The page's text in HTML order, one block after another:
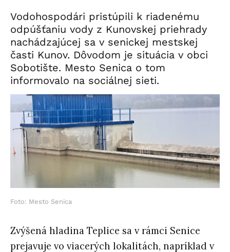
Vodohospodári pristúpili k riadenému
odpúšťaniu vody z Kunovskej priehrady
nachádzajúcej sa v senickej mestskej
časti Kunov. Dôvodom je situácia v obci
Sobotište. Mesto Senica o tom
informovalo na sociálnej sieti.
Foto: Mesto Senica
Zvýšená hladina Teplice sa v rámci Senice
prejavuje vo viacerých lokalitách, napríklad v